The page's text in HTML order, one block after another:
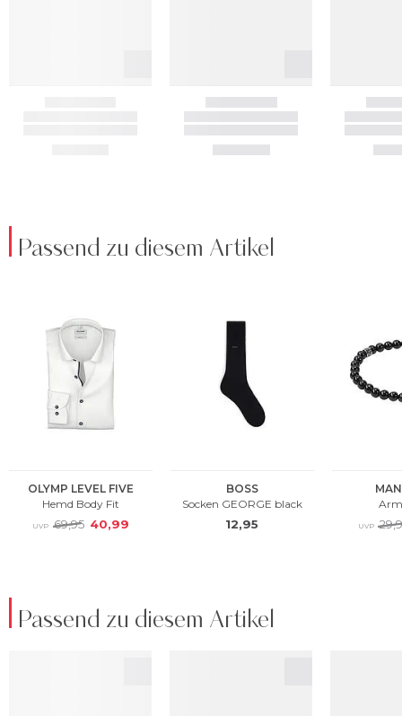
Passend zu diesem Artikel
Passend zu diesem Artikel